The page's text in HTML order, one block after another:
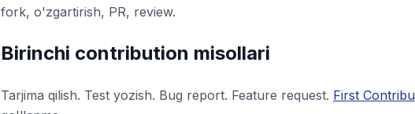
fork, o'zgartirish, PR, review.
Birinchi contribution misollari
Tarjima qilish. Test yozish. Bug report. Feature request. First